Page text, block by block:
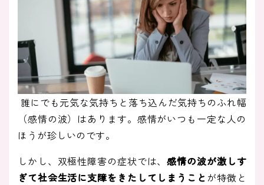
誰にでも元気な気持ちと落ち込んだ気持ちのふれ幅
（感情の波）はあります。感情がいつも一定な人の
ほうが珍しいのです。
しかし、双極性障害の症状では、感情の波が激しす
ぎて社会生活に支障をきたしてしまうこと が特徴と